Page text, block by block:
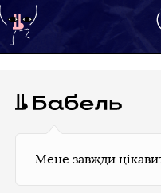
Мене завжди